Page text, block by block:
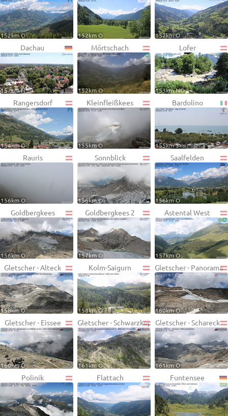
152km O 152km O 152km O
Dachau
152km N
Mörtschach
152km O
Lofer
153km NO
Rangersdorf
154km O
Kleinfleißkees
155km O
Bardolino
155km S
Rauris
156km O
Sonnblick
156km O
Saalfelden
156km O
Goldbergkees
156km O
Goldbergkees 2
157km O
Astental West
157km O
Gletscher - Alteck
158km O
Kolm-Saigurn
158km O
Gletscher - Panorama
160km O
Gletscher - Eissee
160km O
Gletscher - Schwarzkopf
161km O
Gletscher - Schareck
161km O
Polinik Flattach Funtensee